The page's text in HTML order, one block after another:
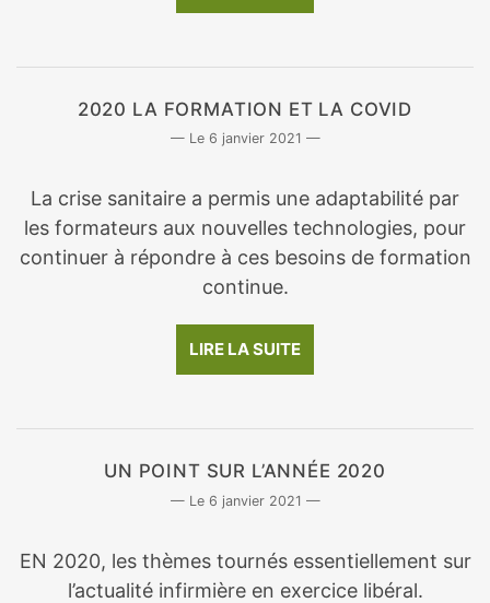
2020 LA FORMATION ET LA COVID
6 janvier 2021
La crise sanitaire a permis une adaptabilité par
les formateurs aux nouvelles technologies, pour
continuer à répondre à ces besoins de formation
continue.
LIRE LA SUITE
UN POINT SUR L’ANNÉE 2020
6 janvier 2021
EN 2020, les thèmes tournés essentiellement sur
l’actualité infirmière en exercice libéral.